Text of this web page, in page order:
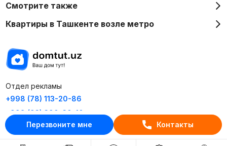
Перезвоните мне Контакты
Смотрите также
Квартиры в Ташкенте возле метро
Отдел рекламы
+998 (78) 113-20-86
+998 (93) 390-30-10
Пн-Пт. С 9:30 до 18:00